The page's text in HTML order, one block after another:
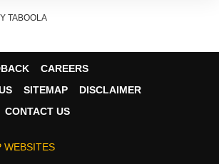
के मुताबिक प्रेग्नेंसी के दौरान होने वाली
TABOOLA
CAREERS
SITEMAP
DISCLAIMER
CONTACT US
WEBSITES